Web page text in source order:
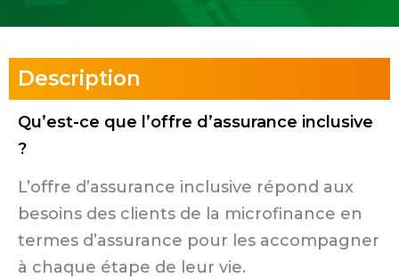
Description
Qu’est-ce que l’offre d’assurance inclusive
?
L’offre d’assurance inclusive répond aux
besoins des clients de la microfinance en
termes d’assurance pour les accompagner
à chaque étape de leur vie.